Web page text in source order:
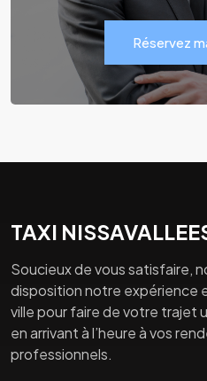
Réservez
TAXI
Soucieux de vous satisfaire,
disposition notre expérience
ville pour faire de votre trajet
en arrivant à l’heure à vos
professionnels.